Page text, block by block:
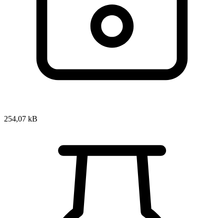
254,07 kB